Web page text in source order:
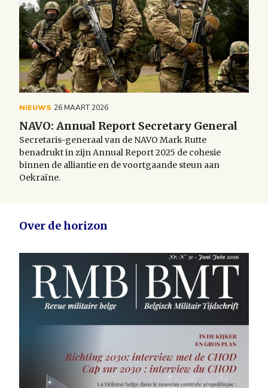
NIEUWS 26 MAART 2026
NAVO: Annual Report Secretary General
Secretaris-generaal van de NAVO Mark Rutte
benadrukt in zijn Annual Report 2025 de cohesie
binnen de alliantie en de voortgaande steun aan
Oekraïne.
Over de horizon